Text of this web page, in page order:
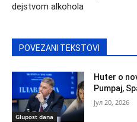
dejstvom alkohola
POVEZANI TEKSTOVI
Glupost dana
Huter o
Pumpaj,
јул 20, 2026